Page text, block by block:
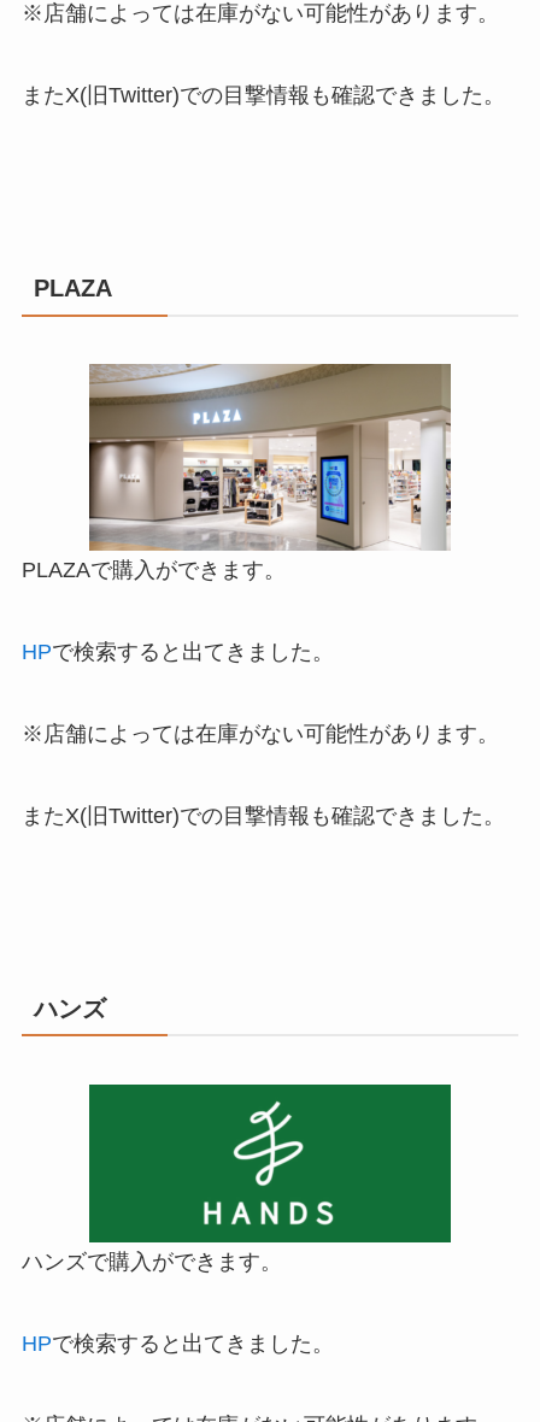
※店舗によっては在庫がない可能性があります。
またX(旧Twitter)での目撃情報も確認できました。
PLAZA
PLAZAで購入ができます。
HPで検索すると出てきました。
※店舗によっては在庫がない可能性があります。
またX(旧Twitter)での目撃情報も確認できました。
ハンズ
ハンズで購入ができます。
HPで検索すると出てきました。